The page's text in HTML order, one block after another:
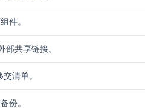
件。
部共享链接。
清单。
份。